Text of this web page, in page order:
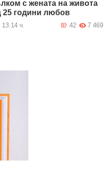
с жената на живота
25 години любов
ч. 7 469
42